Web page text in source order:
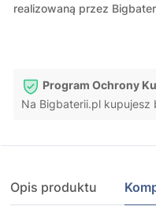
realizowaną przez
Program Ochrony
Na Bigbaterii.pl kupujesz
Opis produktu